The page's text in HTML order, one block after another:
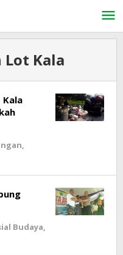
Lot Kala
Kala
,
Budaya,